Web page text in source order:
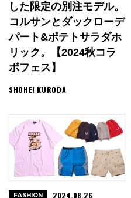
した限定の別注モデル。
コルサンとダックローデ
パート&ポテトサラダホ
リック。【2024秋コラ
ボフェス】
SHOHEI KURODA
FASHION 2024.08.26